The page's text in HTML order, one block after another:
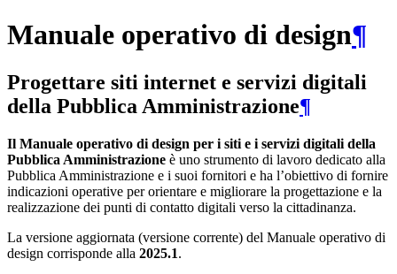
Manuale operativo di design¶
Progettare siti internet e servizi digitali
della Pubblica Amministrazione¶
Il Manuale operativo di design per i siti e i servizi digitali della
Pubblica Amministrazione è uno strumento di lavoro dedicato alla
Pubblica Amministrazione e i suoi fornitori e ha l’obiettivo di fornire
indicazioni operative per orientare e migliorare la progettazione e la
realizzazione dei punti di contatto digitali verso la cittadinanza.
La versione aggiornata (versione corrente) del Manuale operativo di
design corrisponde alla 2025.1.